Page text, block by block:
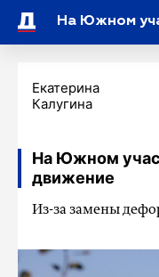
Екатерина
Калугина
На Южном
движение
Из-за замены